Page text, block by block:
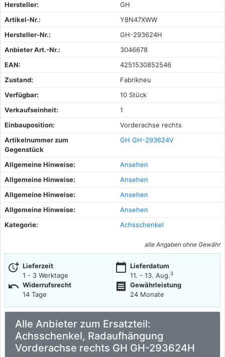
Hersteller:
GH
Artikel-Nr.:
Y8N47XWW
Hersteller-Nr.:
GH-293624H
Anbieter Art.-Nr.:
3046678
EAN:
4251530852546
Zustand:
Fabrikneu
Verfügbar:
10 Stück
Verkaufseinheit:
1
Einbauposition:
Vorderachse rechts
Artikelnummer zum
Gegenstück
GH GH-293624V
Allgemeine Hinweise:
Ansehen
Allgemeine Hinweise:
Ansehen
Allgemeine Hinweise:
Ansehen
Allgemeine Hinweise:
Ansehen
Kategorie:
Achsschenkel
alle Angaben ohne Gewähr
more_time Lieferzeit
1 - 3 Werktage
calendar_today Lieferdatum
11. - 13. Aug.3
undo Widerrufsrecht
14 Tage
receipt
Gewährleistung
24 Monate
Alle Anbieter zum Ersatzteil:
Achsschenkel, Radaufhängung
Vorderachse rechts GH GH-293624H